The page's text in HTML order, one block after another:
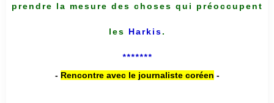
prendre la mesure des choses qui préoccupent
les Harkis.
*******
- Rencontre avec le journaliste coréen -